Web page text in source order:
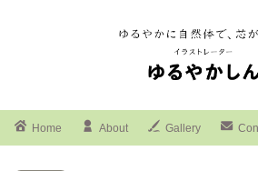
Home About Gallery